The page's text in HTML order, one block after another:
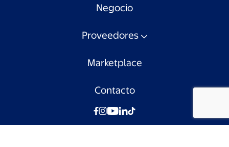
Negocio
Proveedores
Marketplace
Contacto